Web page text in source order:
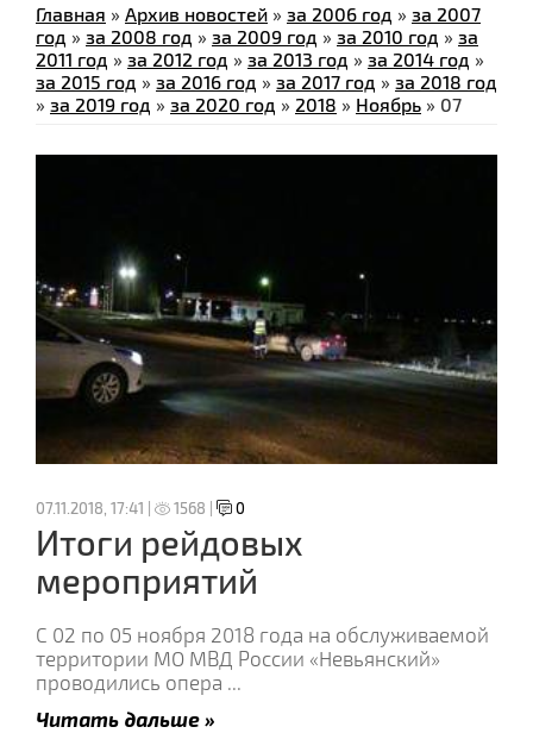
Главная » Архив новостей » за 2006 год » за 2007
год » за 2008 год » за 2009 год » за 2010 год » за
2011 год » за 2012 год » за 2013 год » за 2014 год »
за 2015 год » за 2016 год » за 2017 год » за 2018 год
» за 2019 год » за 2020 год » 2018 » Ноябрь » 07
07.11.2018, 17:41 | 1568 | 0
Итоги рейдовых
мероприятий
С 02 по 05 ноября 2018 года на обслуживаемой
территории МО МВД России «Невьянский»
проводились опера ...
Читать дальше »